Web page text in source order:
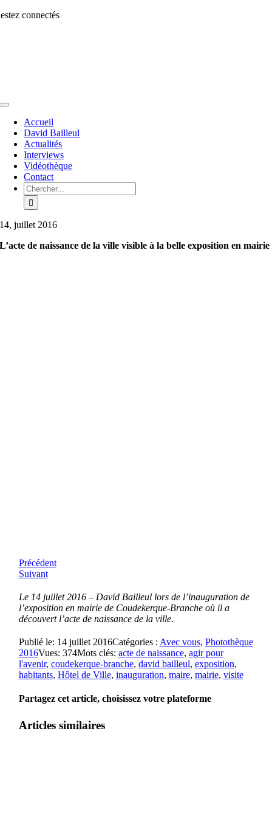
Allerconnectés
Toggle
NavigationAccueil
David Bailleul
Actualités
Interviews
Vidéothèque
Contact
Rechercher:
14, juillet 2016
L’acte de naissance de la ville visible à la belle exposition en mairie
Précédent
Suivant
Le 14 juillet 2016 – David Bailleul lors de l’inauguration de
l’exposition en mairie de Coudekerque-Branche où il a
découvert l’acte de naissance de la ville.
Publié le: 14 juillet 2016Catégories : Avec vous, Photothèque
2016Vues: 374Mots clés: acte de naissance, agir pour
l'avenir, coudekerque-branche, david bailleul, exposition,
habitants, Hôtel de Ville, inauguration, maire, mairie, visite
Partagez cet article, choisissez votre plateforme
Articles similaires